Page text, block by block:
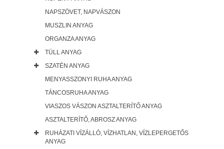
NAPSZÖVET, NAPVÁSZON
MUSZLIN ANYAG
ORGANZA ANYAG
TÜLL ANYAG
SZATÉN ANYAG
MENYASSZONYI RUHA ANYAG
TÁNCOSRUHA ANYAG
VIASZOS VÁSZON ASZTALTERÍTŐ ANYAG
ASZTALTERÍTŐ, ABROSZ ANYAG
RUHÁZATI VÍZÁLLÓ, VÍZHATLAN, VÍZLEPERGETŐS
ANYAG